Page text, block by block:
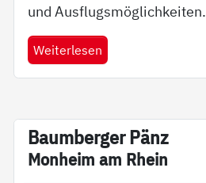
und Ausflugsmöglichkeiten.
Weiterlesen
Baum­ber­ger Pänz
Mon­heim am Rhein